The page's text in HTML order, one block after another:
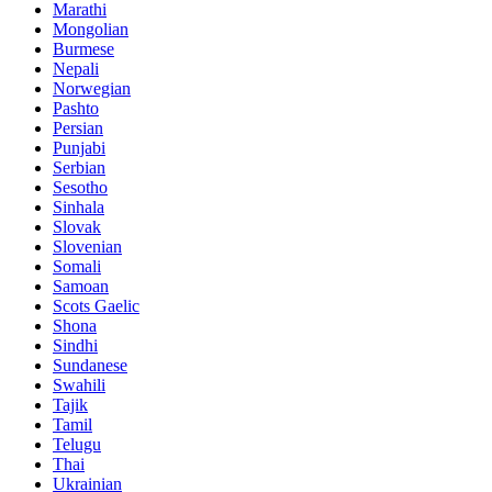
Marathi
Mongolian
Burmese
Nepali
Norwegian
Pashto
Persian
Punjabi
Serbian
Sesotho
Sinhala
Slovak
Slovenian
Somali
Samoan
Scots Gaelic
Shona
Sindhi
Sundanese
Swahili
Tajik
Tamil
Telugu
Thai
Ukrainian